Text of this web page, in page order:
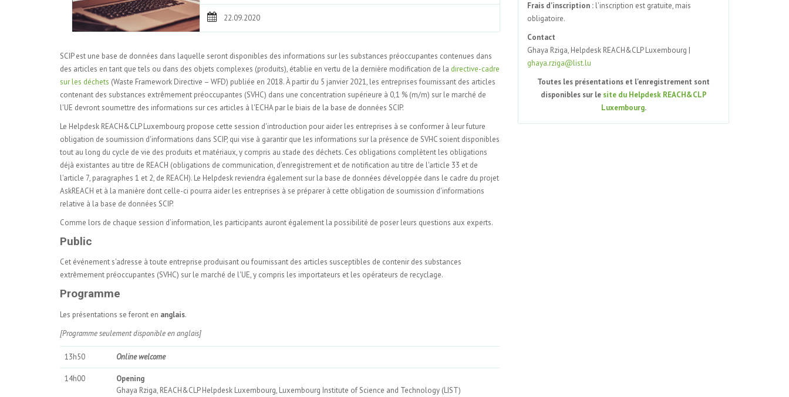
22.09.2020
SCIP est une base de données dans laquelle seront disponibles des informations sur les substances préoccupantes contenues dans
des articles en tant que tels ou dans des objets complexes (produits), établie en vertu de la dernière modification de la directive-cadre
sur les déchets (Waste Framework Directive – WFD) publiée en 2018. À partir du 5 janvier 2021, les entreprises fournissant des articles
contenant des substances extrêmement préoccupantes (SVHC) dans une concentration supérieure à 0,1 % (m/m) sur le marché de
l'UE devront soumettre des informations sur ces articles à l'ECHA par le biais de la base de données SCIP.
Le Helpdesk REACH&CLP Luxembourg propose cette session d'introduction pour aider les entreprises à se conformer à leur future
obligation de soumission d'informations dans SCIP, qui vise à garantir que les informations sur la présence de SVHC soient disponibles
tout au long du cycle de vie des produits et matériaux, y compris au stade des déchets. Ces obligations complètent les obligations
déjà existantes au titre de REACH (obligations de communication, d'enregistrement et de notification au titre de l'article 33 et de
l'article 7, paragraphes 1 et 2, de REACH). Le Helpdesk reviendra également sur la base de données développée dans le cadre du projet
AskREACH et à la manière dont celle-ci pourra aider les entreprises à se préparer à cette obligation de soumission d'informations
relative à la base de données SCIP.
Comme lors de chaque session d’information, les participants auront également la possibilité de poser leurs questions aux experts.
Public
Cet événement s'adresse à toute entreprise produisant ou fournissant des articles susceptibles de contenir des substances
extrêmement préoccupantes (SVHC) sur le marché de l'UE, y compris les importateurs et les opérateurs de recyclage.
Programme
Les présentations se feront en anglais.
[Programme seulement disponible en anglais]
13h50 Online welcome
14h00
Opening
Ghaya Rziga, REACH&CLP Helpdesk Luxembourg, Luxembourg Institute of Science and Technology (LIST)
Frais d'inscription : l'inscription est gratuite, mais
obligatoire.
Contact
Ghaya Rziga, Helpdesk REACH&CLP Luxembourg |
ghaya.rziga@list.lu
Toutes les présentations et l'enregistrement sont
disponibles sur le site du Helpdesk REACH&CLP
Luxembourg.